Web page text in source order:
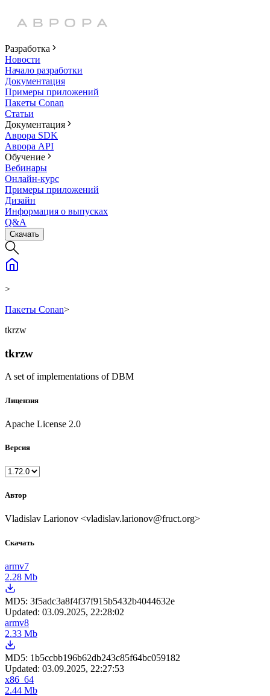
Разработка
Новости
Начало разработки
Документация
Примеры приложений
Пакеты Conan
Статьи
Документация
Аврора SDK
Аврора API
Обучение
Вебинары
Онлайн-курс
Примеры приложений
Дизайн
Информация о выпусках
Q&A
Скачать
>
Пакеты Conan>
tkrzw
tkrzw
A set of implementations of DBM
Лицензия
Apache License 2.0
Версия
Автор
Vladislav Larionov <vladislav.larionov@fruct.org>
Скачать
armv7
2.28 Mb
MD5: 3f5adc3a8f4f37f915b5432b4044632e
Updated: 03.09.2025, 22:28:02
armv8
2.33 Mb
MD5: 1b5ccbb196b62db243c85f64bc059182
Updated: 03.09.2025, 22:27:53
x86_64
2.44 Mb